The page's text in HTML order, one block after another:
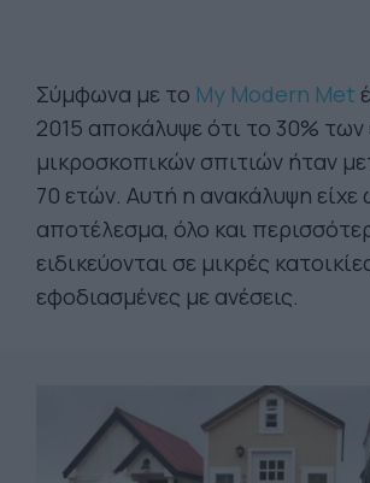
Σύμφωνα με το My Modern Met
2015 αποκάλυψε ότι το 30%
μικροσκοπικών σπιτιών ήταν
70 ετών. Αυτή η ανακάλυψη είχε
αποτέλεσμα, όλο και
ειδικεύονται σε μικρές
εφοδιασμένες με ανέσεις.